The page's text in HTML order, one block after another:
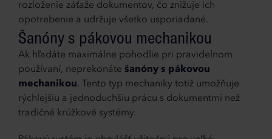
rozloženie záťaže dokumentov, čo znižuje ich
opotrebenie a udržuje všetko usporiadané.
Šanóny s pákovou mechanikou
Ak hľadáte maximálne pohodlie pri pravidelnom
používaní, neprekonáte šanóny s pákovou
mechanikou. Tento typ mechaniky totiž umožňuje
rýchlejšiu a jednoduchšiu prácu s dokumentmi než
tradičné krúžkové systémy.